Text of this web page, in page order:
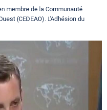
membre de la Communauté
(CEDEAO). L'Adhésion du